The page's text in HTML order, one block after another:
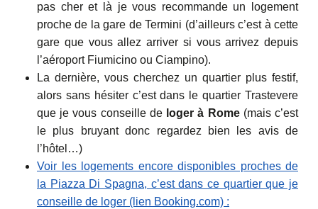
pas cher et là je vous recommande un logement
proche de la gare de Termini (d’ailleurs c’est à cette
gare que vous allez arriver si vous arrivez depuis
l’aéroport Fiumicino ou Ciampino).
La dernière, vous cherchez un quartier plus festif,
alors sans hésiter c’est dans le quartier Trastevere
que je vous conseille de loger à Rome(mais c’est
le plus bruyant donc regardez bien les avis de
l’hôtel…)
Voir les logements encore disponibles proches de
la Piazza Di Spagna, c’est dans ce quartier que je
conseille de loger (lien Booking.com) :